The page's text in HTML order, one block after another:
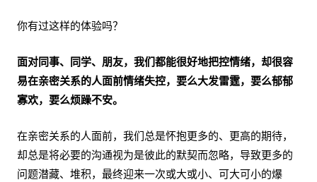
你有过这样的体验吗？
面对同事、同学、朋友，我们都能很好地把控情绪，却很容
易在亲密关系的人面前情绪失控，要么大发雷霆，要么郁郁
寡欢，要么烦躁不安。
在亲密关系的人面前，我们总是怀抱更多的、更高的期待，
却总是将必要的沟通视为是彼此的默契而忽略，导致更多的
问题潜藏、堆积，最终迎来一次或大或小、可大可小的爆